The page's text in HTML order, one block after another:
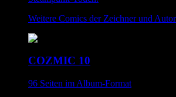
Weitere Comics der Zeichner und
COZMIC 10
96 Seiten im Album-Format